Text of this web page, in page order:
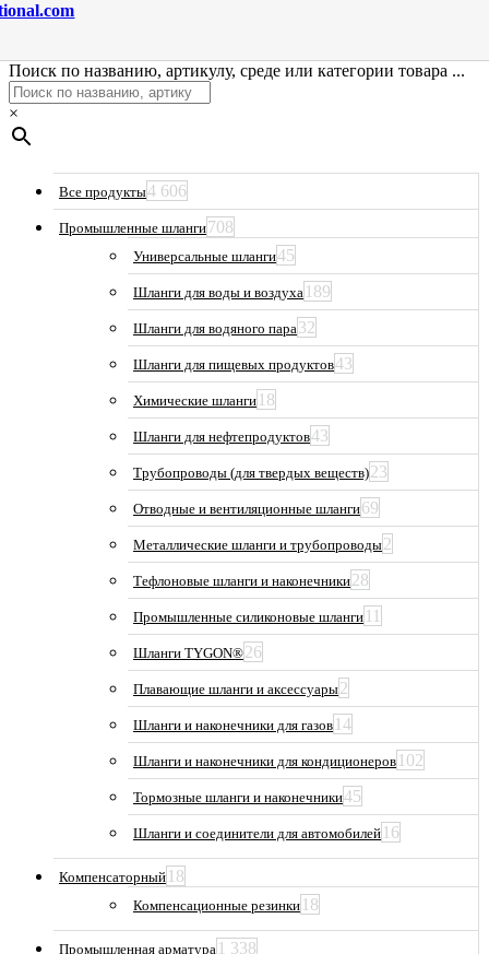
Поиск по названию, артикулу, среде или категории товара ...
×
Все продукты4 606
Промышленные шланги708
Универсальные шланги45
Шланги для воды и воздуха 189
Шланги для водяного пара32
Шланги для пищевых продуктов43
Химические шланги 18
Шланги для нефтепродуктов43
Трубопроводы (для твердых веществ)23
Отводные и вентиляционные шланги69
Металлические шланги и трубопроводы2
Тефлоновые шланги и наконечники28
Промышленные силиконовые шланги 11
Шланги TYGON®26
Плавающие шланги и аксессуары2
Шланги и наконечники для газов 14
Шланги и наконечники для кондиционеров 102
Тормозные шланги и наконечники45
Шланги и соединители для автомобилей 16
Компенсаторный 18
Компенсационные резинки 18
Промышленная арматура 1 338